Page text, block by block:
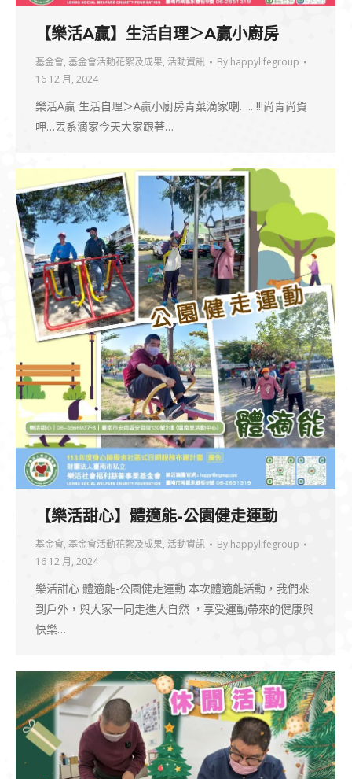
【樂活A贏】生活自理＞A贏小廚房
基金會, 基金會活動花絮及成果, 活動資訊 By happylifegroup
16 12 月, 2024
樂活A贏 生活自理＞A贏小廚房青菜滴家喇….. !!!尚青尚賀
呷…丟系滴家今天大家跟著…
【樂活甜心】體適能-公園健走運動
基金會, 基金會活動花絮及成果, 活動資訊 By happylifegroup
16 12 月, 2024
樂活甜心 體適能-公園健走運動 本次體適能活動，我們來
到戶外，與大家一同走進大自然 ，享受運動帶來的健康與
快樂…